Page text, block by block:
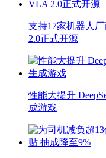
支持17家机器人
2.0正式开源
性能大提升
成游戏